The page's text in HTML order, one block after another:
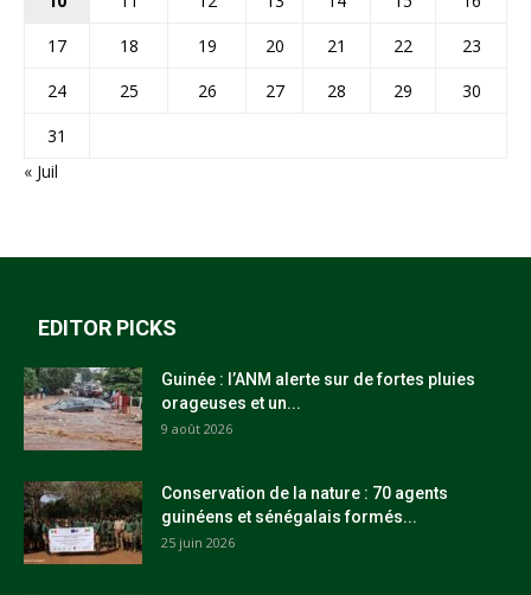
17
18 19 20 21 22
23
24
25 26 27 28 29
30
31
« Juil
EDITOR PICKS
Guinée : l’ANM alerte sur de fortes pluies
orageuses et un...
9 août 2026
Conservation de la nature : 70 agents
guinéens et sénégalais formés...
25 juin 2026